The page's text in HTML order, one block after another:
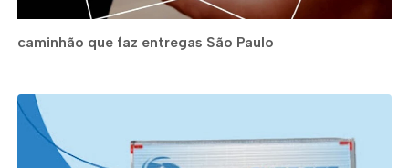
caminhão que faz entregas São Paulo